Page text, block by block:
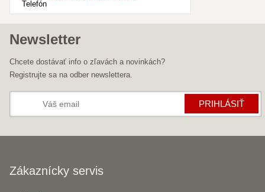
Newsletter
Chcete dostávať info o zľavách a novinkách?
Registrujte sa na odber newslettera.
PRIHLÁSIŤ
Zákaznícky servis